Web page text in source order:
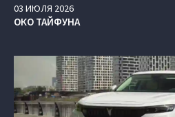
03 ИЮЛЯ 2026
ОКО ТАЙФУНА